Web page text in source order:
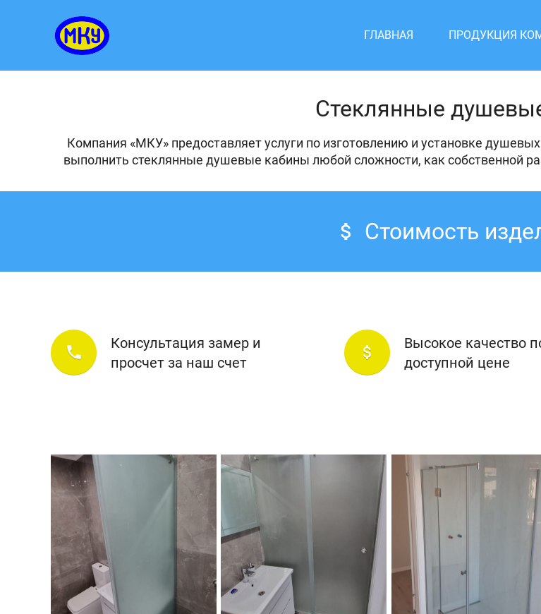
ГЛАВНАЯ ПРОДУКЦИЯ
Стеклянные
Компания «МКУ» предоставляет услуги по изготовлению и установке
выполнить стеклянные душевые кабины любой сложности, как собственной
attach_money Стоимость
phone
Консультация замер и
просчет за наш счет
attach_money
Высокое качество
доступной цене